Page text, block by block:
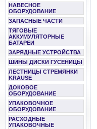
НАВЕСНОЕ
ОБОРУДОВАНИЕ
ЗАПАСНЫЕ ЧАСТИ
ТЯГОВЫЕ
АККУМУЛЯТОРНЫЕ
БАТАРЕИ
ЗАРЯДНЫЕ УСТРОЙСТВА
ШИНЫ ДИСКИ ГУСЕНИЦЫ
ЛЕСТНИЦЫ СТРЕМЯНКИ
KRAUSE
ДОКОВОЕ
ОБОРУДОВАНИЕ
УПАКОВОЧНОЕ
ОБОРУДОВАНИЕ
РАСХОДНЫЕ
УПАКОВОЧНЫЕ